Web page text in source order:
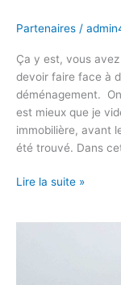
Partenaires /
Ça y est, vous
devoir faire face à
déménagement.
est mieux que je
immobilière, avant
été trouvé. Dans
Lire la suite »